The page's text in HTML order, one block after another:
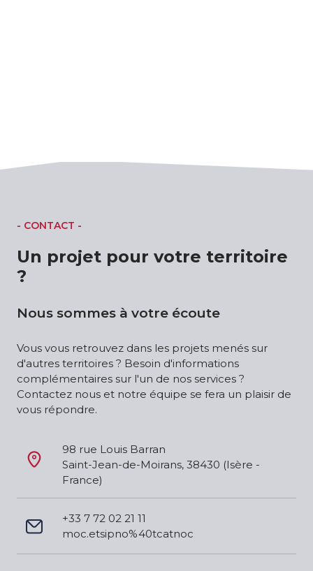
- CONTACT -
Un projet pour votre territoire
?
Nous sommes à votre écoute
Vous vous retrouvez dans les projets menés sur
d'autres territoires ? Besoin d'informations
complémentaires sur l'un de nos services ?
Contactez nous et notre équipe se fera un plaisir de
vous répondre.
98 rue Louis Barran
Saint-Jean-de-Moirans, 38430 (Isère -
France)
+33 7 72 02 21 11
moc.etsipno%40tcatnoc